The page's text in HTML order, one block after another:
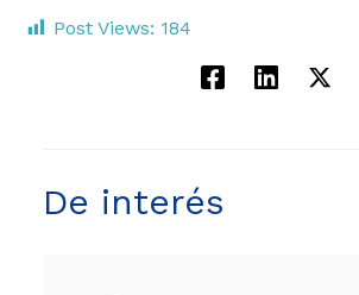
Post Views: 184
De interés